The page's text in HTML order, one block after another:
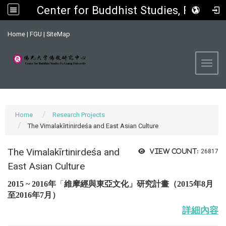
Center for Buddhist Studies, FGU
Home | FGU | SiteMap
Home
Research Projects
The Vimalakīrtinirdeśa and East Asian Culture
View count: 26817
The Vimalakīrtinirdeśa and
East Asian Culture
2015 ~ 2016年 「 維摩經與東亞文化」研究計畫 （2015年8月
至2016年7月 ）
詳細內容